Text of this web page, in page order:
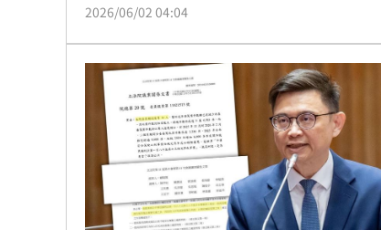
論。目前國民黨由謝龍介出戰，民進黨則推派陳
投票，超過2.7萬人參與，其中謝龍介暫時領
2026/06/02 04:04